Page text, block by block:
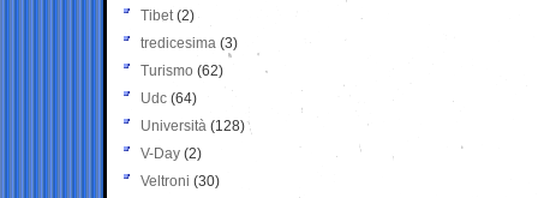
Tibet(2)
tredicesima (3)
Turismo (62)
Udc (64)
Università (128)
V-Day (2)
Veltroni (30)